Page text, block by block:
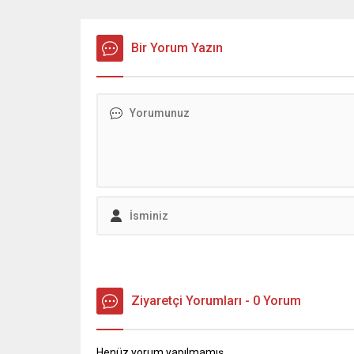
sporseverlerle buluşturacak.
Kahramanmaraş Büyükşehir
Bu kapsamda, İstiklalspor’un 25
Bir Yorum Yazın
Ziyaretçi Yorumları - 0 Yorum